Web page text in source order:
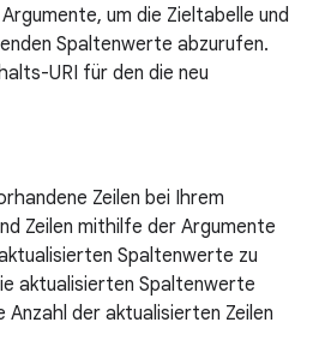
um die Zieltabelle und
Spaltenwerte abzurufen.
URI für den die neu
Zeilen bei Ihrem
Zeilen mithilfe der Argumente
Spaltenwerte zu
aktualisierten Spaltenwerte
Anzahl der aktualisierten Zeilen